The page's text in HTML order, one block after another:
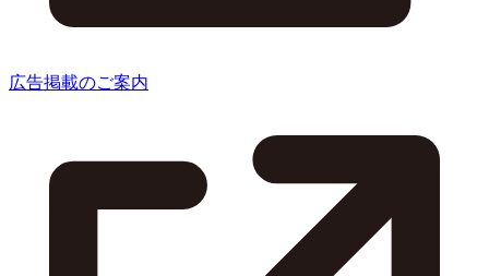
広告掲載のご案内